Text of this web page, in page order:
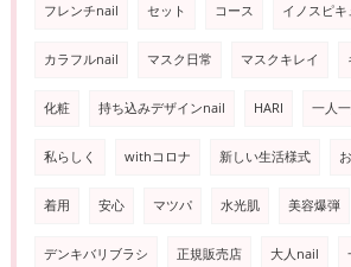
フレンチnail セット コース イノスピキ
カラフルnail マスク日常 マスクキレイ
化粧 持ち込みデザインnail HARI 一人
私らしく withコロナ 新しい生活様式
着用 安心 マツパ 水光肌 美容爆弾
デンキバリブラシ 正規販売店 大人nail